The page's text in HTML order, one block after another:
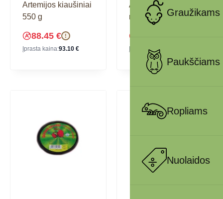
Graužikams
Paukščiams
Ropliams
Nuolaidos
Artemijos kiaušiniai
550 g
88.45 € !
Įprasta kaina:93.10 €
Artemijos kiaušiniai
ritinimui, 50 g
Įprasta kaina: